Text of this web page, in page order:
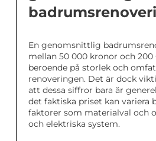
En genomsnittlig
mellan 50 000 kronor och 200
beroende på storlek och
renoveringen. Det är dock
att dessa siffror bara är
det faktiska priset kan variera
faktorer som materialval och
och elektriska system.